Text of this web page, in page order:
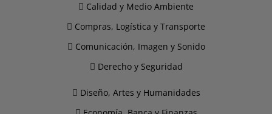
Calidad y Medio Ambiente
Compras, Logística y Transporte
Comunicación, Imagen y Sonido
Derecho y Seguridad
Diseño, Artes y Humanidades